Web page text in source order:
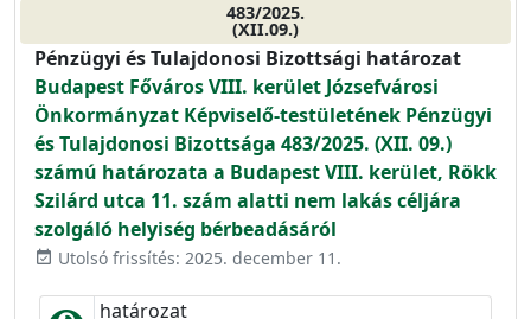
483/2025.
(XII.09.)
Pénzügyi és Tulajdonosi Bizottsági határozat
Budapest Főváros VIII. kerület Józsefvárosi
Önkormányzat Képviselő-testületének Pénzügyi
és Tulajdonosi Bizottsága 483/2025. (XII. 09.)
számú határozata a Budapest VIII. kerület, Rökk
Szilárd utca 11. szám alatti nem lakás céljára
szolgáló helyiség bérbeadásáról
event_available Utolsó frissítés: 2025. december 11.
határozat